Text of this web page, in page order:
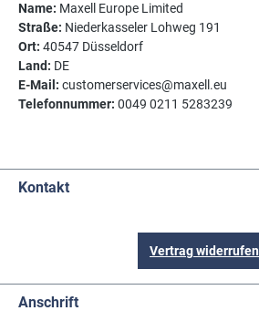
Name: Maxell Europe Limited
Straße: Niederkasseler Lohweg 191
Ort: 40547 Düsseldorf
Land: DE
E-Mail: customerservices@maxell.eu
Telefonnummer: 0049 0211 5283239
Kontakt
Vertrag widerrufen
Anschrift